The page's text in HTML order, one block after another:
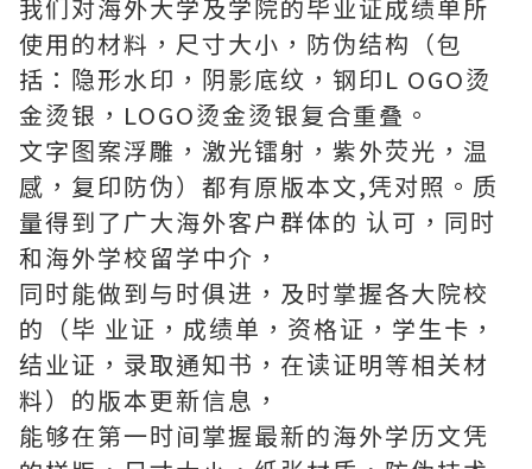
我们对海外大学及学院的毕业证成绩单所
使用的材料，尺寸大小，防伪结构（包
括：隐形水印，阴影底纹，钢印L OGO烫
金烫银，LOGO烫金烫银复合重叠。
文字图案浮雕，激光镭射，紫外荧光，温
感，复印防伪）都有原版本文,凭对照。质
量得到了广大海外客户群体的 认可，同时
和海外学校留学中介，
同时能做到与时俱进，及时掌握各大院校
的（毕 业证，成绩单，资格证，学生卡，
结业证，录取通知书，在读证明等相关材
料）的版本更新信息，
能够在第一时间掌握最新的海外学历文凭